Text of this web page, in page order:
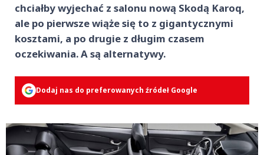
chciałby wyjechać z salonu nową Skodą Karoq,
ale po pierwsze wiąże się to z gigantycznymi
kosztami, a po drugie z długim czasem
oczekiwania. A są alternatywy.
Dodaj nas do preferowanych źródeł Google